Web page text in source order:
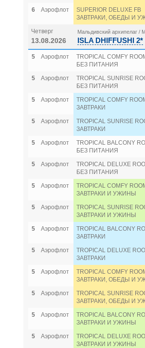
6 Аэрофлот
SUPERIOR DELUXE FB
ЗАВТРАКИ, ОБЕДЫ И
Четверг
13.08.2026
Мальдивский архипелаг /
ISLA DHIFFUSHI 2*
5 Аэрофлот
TROPICAL COMFY
БЕЗ ПИТАНИЯ
5 Аэрофлот
TROPICAL SUNRISE
БЕЗ ПИТАНИЯ
5 Аэрофлот
TROPICAL COMFY
ЗАВТРАКИ
5 Аэрофлот
TROPICAL SUNRISE
ЗАВТРАКИ
5 Аэрофлот
TROPICAL BALCONY
БЕЗ ПИТАНИЯ
5 Аэрофлот
TROPICAL DELUXE
БЕЗ ПИТАНИЯ
5 Аэрофлот
TROPICAL COMFY
ЗАВТРАКИ И УЖИНЫ
5 Аэрофлот
TROPICAL SUNRISE
ЗАВТРАКИ И УЖИНЫ
5 Аэрофлот
TROPICAL BALCONY
ЗАВТРАКИ
5 Аэрофлот
TROPICAL DELUXE
ЗАВТРАКИ
5 Аэрофлот
TROPICAL COMFY
ЗАВТРАКИ, ОБЕДЫ И
5 Аэрофлот
TROPICAL SUNRISE
ЗАВТРАКИ, ОБЕДЫ И
5 Аэрофлот
TROPICAL BALCONY
ЗАВТРАКИ И УЖИНЫ
5 Аэрофлот
TROPICAL DELUXE
ЗАВТРАКИ И УЖИНЫ